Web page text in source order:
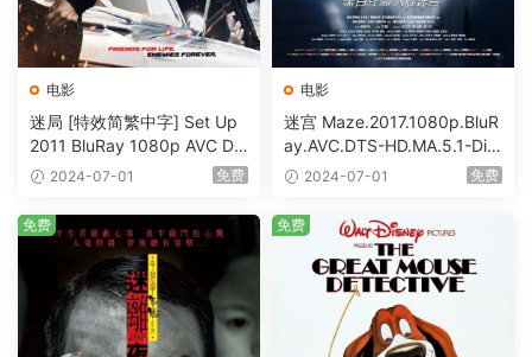
电影
迷局 [特效简繁中字] Set Up
2011 BluRay 1080p AVC DT
S-HD MA5.1-shhaclm@CHD
2024-07-01 免费
电影
迷宫 Maze.2017.1080p.BluR
ay.AVC.DTS-HD.MA.5.1-DiY
@HDHome [BDISO 19.7GB]
2024-07-01 免费
免费 免费